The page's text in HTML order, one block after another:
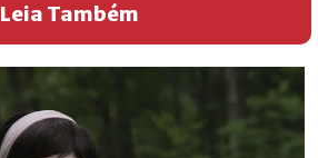
Leia Também